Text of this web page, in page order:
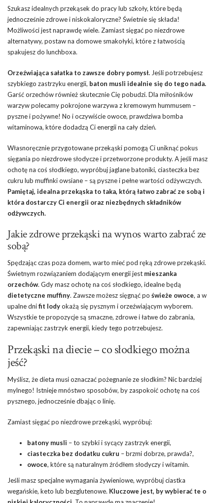
Szukasz idealnych przekąsek do pracy lub szkoły, które będą
jednocześnie zdrowe i niskokaloryczne? Świetnie się składa!
Możliwości jest naprawdę wiele. Zamiast sięgać po niezdrowe
alternatywy, postaw na domowe smakołyki, które z łatwością
spakujesz do lunchboxa.
Orzeźwiająca sałatka to zawsze dobry pomysł. Jeśli potrzebujesz
szybkiego zastrzyku energii, baton musli idealnie się do tego nada.
Garść orzechów również skutecznie Cię pobudzi. Dla miłośników
warzyw polecamy pokrojone warzywa z kremowym hummusem –
pyszne i pożywne! No i oczywiście owoce, prawdziwa bomba
witaminowa, które dodadzą Ci energii na cały dzień.
Własnoręcznie przygotowane przekąski pomogą Ci uniknąć pokus
sięgania po niezdrowe słodycze i przetworzone produkty. A jeśli masz
ochotę na coś słodkiego, wypróbuj jaglane batoniki, ciasteczka bez
cukru lub muffinki owsiane – są pyszne i pełne wartości odżywczych.
Pamiętaj, idealna przekąska to taka, którą łatwo zabrać ze sobą i
która dostarczy Ci energii oraz niezbędnych składników
odżywczych.
Jakie zdrowe przekąski na wynos warto zabrać ze
sobą?
Spędzając czas poza domem, warto mieć pod ręką zdrowe przekąski.
Świetnym rozwiązaniem dodającym energii jest mieszanka
orzechów. Gdy masz ochotę na coś słodkiego, idealne będą
dietetyczne muffiny. Zawsze możesz sięgnąć po świeże owoce, a w
upalne dnifit lodyokażą się pysznym i orzeźwiającym wyborem.
Wszystkie te propozycje są smaczne, zdrowe i łatwe do zabrania,
zapewniając zastrzyk energii, kiedy tego potrzebujesz.
Przekąski na diecie – co słodkiego można
jeść?
Myślisz, że dieta musi oznaczać pożegnanie ze słodkim? Nic bardziej
mylnego! Istnieje mnóstwo sposobów, by zaspokoić ochotę na coś
pysznego, jednocześnie dbając o linię.
Zamiast sięgać po niezdrowe przekąski, wypróbuj:
batony musli – to szybki i sycący zastrzyk energii,
ciasteczka bez dodatku cukru – brzmi dobrze, prawda?,
owoce, które są naturalnym źródłem słodyczy i witamin.
Jeśli masz specjalne wymagania żywieniowe, wypróbuj ciastka
wegańskie, keto lub bezglutenowe. Kluczowe jest, by wybierać te o